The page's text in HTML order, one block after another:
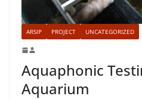
ARSIP PROJECT UNCATEGORIZED
Aquaphonic
Aquarium